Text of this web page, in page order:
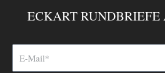
b
o
ECKART